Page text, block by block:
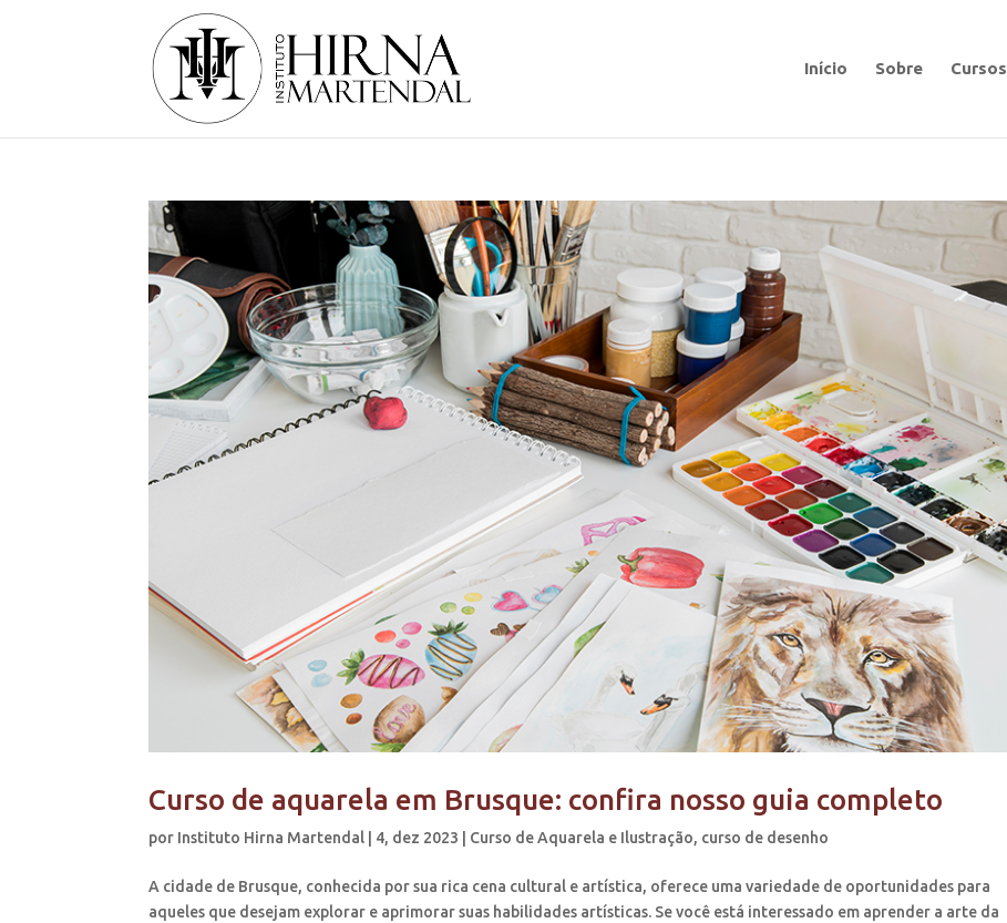
Início Sobre Cursos
Curso de aquarela em Brusque: confira nosso guia completo
por Instituto Hirna Martendal 4, dez 2023 Curso de Aquarela e Ilustração, curso de desenho
A cidade de Brusque, conhecida por sua rica cena cultural e artística, oferece uma variedade de oportunidades para
aqueles que desejam explorar e aprimorar suas habilidades artísticas. Se você está interessado em aprender a arte da